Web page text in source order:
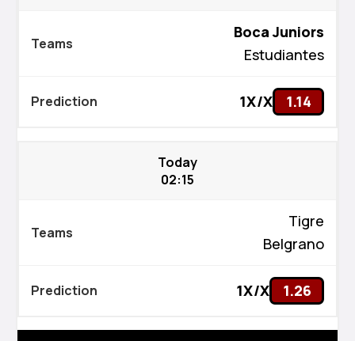
Boca Juniors
Estudiantes
1X/X 1.14
Today
02:15
Tigre
Belgrano
1X/X 1.26